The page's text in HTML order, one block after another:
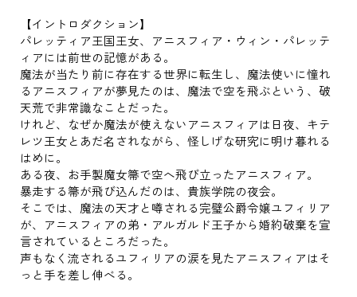
【イントロダクション】
パレッティア王国王女、アニスフィア・ウィン・パレッテ
ィアには前世の記憶がある。
魔法が当たり前に存在する世界に転生し、魔法使いに憧れ
るアニスフィアが夢見たのは、魔法で空を飛ぶという、破
天荒で非常識なことだった。
けれど、なぜか魔法が使えないアニスフィアは日夜、キテ
レツ王女とあだ名されながら、怪しげな研究に明け暮れる
はめに。
ある夜、お手製魔女箒で空へ飛び立ったアニスフィア。
暴走する箒が飛び込んだのは、貴族学院の夜会。
そこでは、魔法の天才と噂される完璧公爵令嬢ユフィリア
が、アニスフィアの弟・アルガルド王子から婚約破棄を宣
言されているところだった。
声もなく流されるユフィリアの涙を見たアニスフィアはそ
っと手を差し伸べる。